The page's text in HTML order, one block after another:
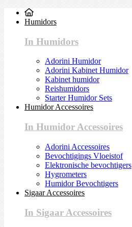
Humidors
In Humidors
Adorini Humidor
Adorini Kabinet Humidor
Kabinet humidor
Reishumidors
Starter Humidor Sets
Humidor Accessoires
In Humidor Accessoires
Adorini Accessoires
Bevochtigings Vloeistof
Elektronische bevochtigers
Hygrometers
Humidor Bevochtigers
Sigaar Accessoires
In Sigaar Accessoires